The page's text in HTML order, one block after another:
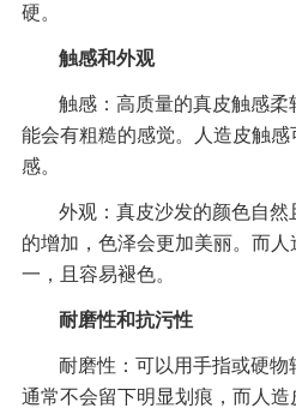
硬。
触感和外观
触感：高质量的真皮触感
能会有粗糙的感觉。人造皮触
感。
外观：真皮沙发的颜色自然
的增加，色泽会更加美丽。而
一，且容易褪色。
耐磨性和抗污性
耐磨性：可以用手指或硬
通常不会留下明显划痕，而人